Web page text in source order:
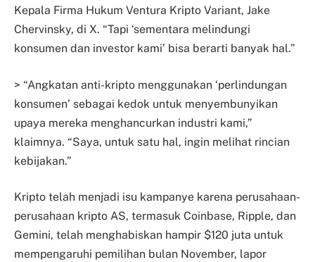
Kepala Firma Hukum Ventura Kripto Variant, Jake
Chervinsky, di X. “Tapi ‘sementara melindungi
konsumen dan investor kami’ bisa berarti banyak hal.”
> “Angkatan anti-kripto menggunakan ‘perlindungan
konsumen’ sebagai kedok untuk menyembunyikan
upaya mereka menghancurkan industri kami,”
klaimnya. “Saya, untuk satu hal, ingin melihat rincian
kebijakan.”
Kripto telah menjadi isu kampanye karena perusahaan-
perusahaan kripto AS, termasuk Coinbase, Ripple, dan
Gemini, telah menghabiskan hampir $120 juta untuk
mempengaruhi pemilihan bulan November, lapor